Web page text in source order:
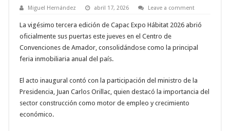
Miguel Hernández abril 17, 2026 Leave a comment
La vigésimo tercera edición de Capac Expo Hábitat 2026 abrió
oficialmente sus puertas este jueves en el Centro de
Convenciones de Amador, consolidándose como la principal
feria inmobiliaria anual del país.
El acto inaugural contó con la participación del ministro de la
Presidencia, Juan Carlos Orillac, quien destacó la importancia del
sector construcción como motor de empleo y crecimiento
económico.